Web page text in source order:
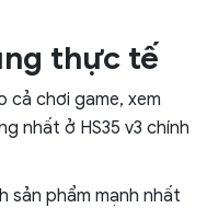
thực tế
cả chơi game, xem
nhất ở HS35 v3 chính
sản phẩm mạnh nhất